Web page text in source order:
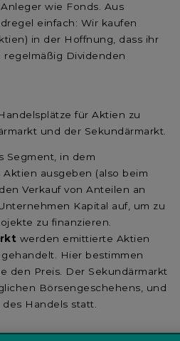
wie Fonds. Aus
einfach: Wir kaufen
in der Hoffnung, dass ihr
Dividenden
für Aktien zu
und der Sekundärmarkt.
Segment, in dem
ausgeben (also beim
Verkauf von Anteilen an
Kapital auf, um zu
zu finanzieren.
werden emittierte Aktien
Hier bestimmen
den Preis. Der Sekundärmarkt
Börsengeschehens, und
Handels statt.